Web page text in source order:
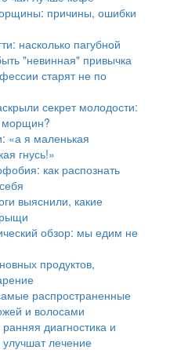
причины, ошибки
насколько пагубной
"невинная" привычка
старят не по
секрет молодости:
морщин?
«а я маленькая
гнусь!»
как распознать
выяснили, какие
обзор: мы едим не
продуктов,
распространенные
и волосами
диагностика и
лечение